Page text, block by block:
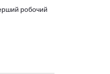
робочий